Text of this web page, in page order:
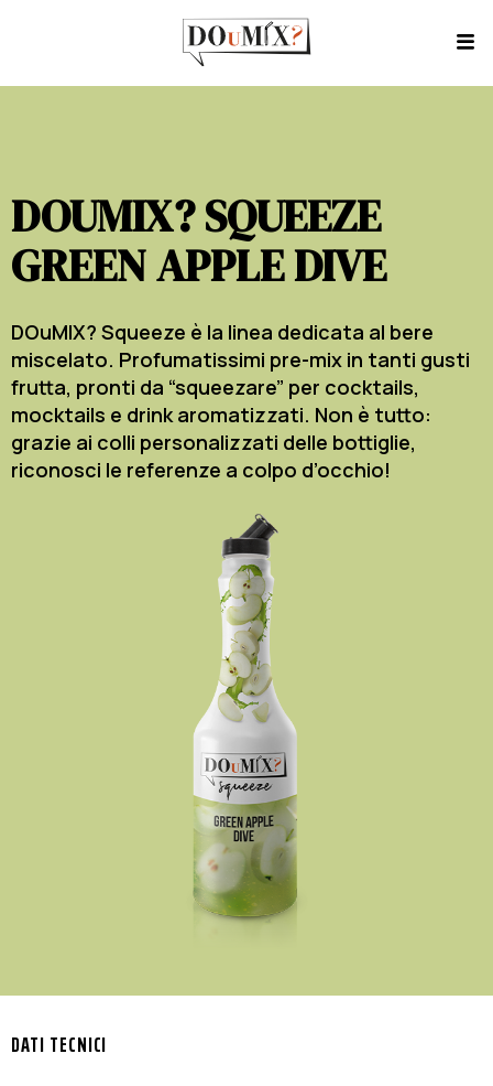
DOUMIX? SQUEEZE
GREEN APPLE DIVE
DOuMIX? Squeeze è la linea dedicata al bere
miscelato. Profumatissimi pre-mix in tanti gusti
frutta, pronti da “squeezare” per cocktails,
mocktails e drink aromatizzati. Non è tutto:
grazie ai colli personalizzati delle bottiglie,
riconosci le referenze a colpo d’occhio!
DATI TECNICI